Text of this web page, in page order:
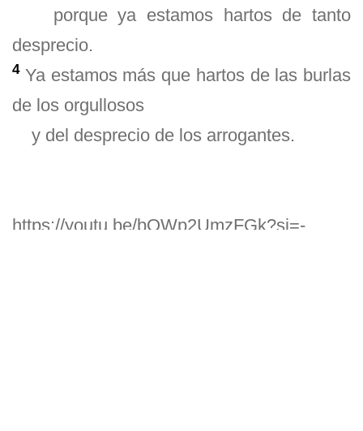
porque ya estamos hartos de tanto
desprecio.
4 Ya estamos más que hartos de las burlas
de los orgullosos
y del desprecio de los arrogantes.
https://youtu.be/bOWp2UmzFGk?si=-